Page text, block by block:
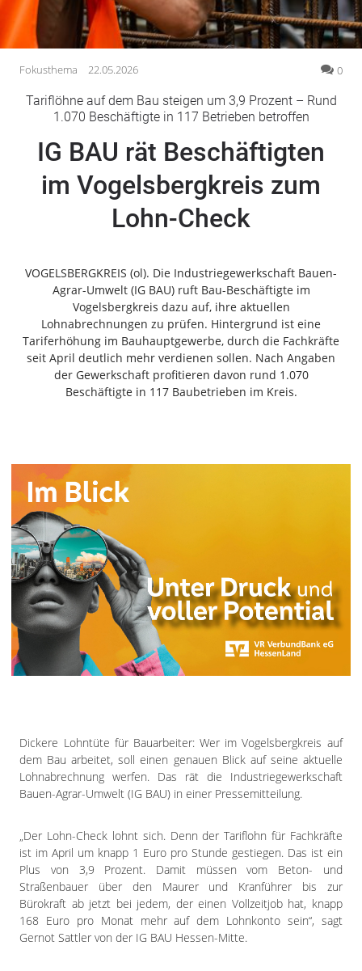
Wirtschaft
Vogelsberg
Alsfeld
Lauterbach
Romrod
Homberg
Ohm
Schotten
Feldatal
Freiensteinau
Gemünden
Grebenau
Grebenhain
Herbstein
Kirtorf
Schwalmtal
Ulrichstein
Wartenberg
Schwalm
Fulda
Gießen
Impressum
Datenschutzerklärung
Fokusthema 22.05.2026 0
Tariflöhne auf dem Bau steigen um 3,9 Prozent – Rund
1.070 Beschäftigte in 117 Betrieben betroffen
IG BAU rät Beschäftigten
im Vogelsbergkreis zum
Lohn-Check
VOGELSBERGKREIS (ol). Die Industriegewerkschaft Bauen-
Agrar-Umwelt (IG BAU) ruft Bau-Beschäftigte im
Vogelsbergkreis dazu auf, ihre aktuellen
Lohnabrechnungen zu prüfen. Hintergrund ist eine
Tariferhöhung im Bauhauptgewerbe, durch die Fachkräfte
seit April deutlich mehr verdienen sollen. Nach Angaben
der Gewerkschaft profitieren davon rund 1.070
Beschäftigte in 117 Baubetrieben im Kreis.
Dickere Lohntüte für Bauarbeiter: Wer im Vogelsbergkreis auf
dem Bau arbeitet, soll einen genauen Blick auf seine aktuelle
Lohnabrechnung werfen. Das rät die Industriegewerkschaft
Bauen-Agrar-Umwelt (IG BAU) in einer Pressemitteilung.
„Der Lohn-Check lohnt sich. Denn der Tariflohn für Fachkräfte
ist im April um knapp 1 Euro pro Stunde gestiegen. Das ist ein
Plus von 3,9 Prozent. Damit müssen vom Beton- und
Straßenbauer über den Maurer und Kranführer bis zur
Bürokraft ab jetzt bei jedem, der einen Vollzeitjob hat, knapp
168 Euro pro Monat mehr auf dem Lohnkonto sein“, sagt
Gernot Sattler von der IG BAU Hessen-Mitte.